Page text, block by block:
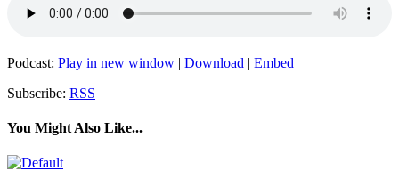
Podcast: Play in new window | Download | Embed
Subscribe: RSS
You Might Also Like...